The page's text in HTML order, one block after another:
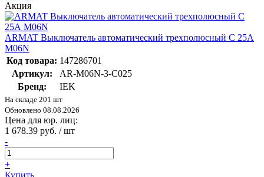
Акция
ARMAT Выключатель автоматический трехполюсный C 25А
M06N
Код товара: 147286701
Артикул:
AR-M06N-3-C025
Бренд:
IEK
На складе 201 шт
Обновлено 08.08.2026
Цена для юр. лиц:
1 678.39 руб. / шт
-
+